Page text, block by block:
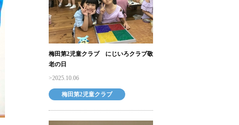
梅田第2児童クラブ にじいろクラブ敬
老の日
2025.10.06
梅田第2児童クラブ